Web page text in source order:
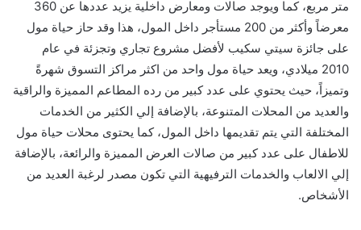
متر مربع، كما ويوجد صالات ومعارض داخلية يزيد عددها عن 360
معرضاً وأكثر من 200 مستأجر داخل المول، هذا وقد حاز حياة مول
على جائزة سيتي سكيب لأفضل مشروع تجاري وتجزئة في عام
2010 ميلادي، ويعد حياة مول واحد من اكثر مراكز التسوق شهرةً
وتميزاً، حيث يحتوي على عدد كبير من رده المطاعم المميزة والراقية
والعديد من المحلات المتنوعة، بالإضافة إلي الكثير من الخدمات
المختلفة التي يتم تقديمها داخل المول، كما يحتوى محلات حياة مول
للاطفال على عدد كبير من صالات العرض المميزة والرائعة، بالإضافة
إلي الالعاب والخدمات الترفيهية التي تكون مصدر لرغبة العديد من
الأشخاص.